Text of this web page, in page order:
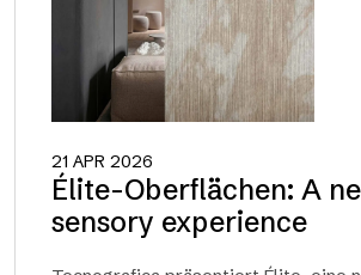
21 APR 2026
Élite-Oberflächen: A
sensory experience